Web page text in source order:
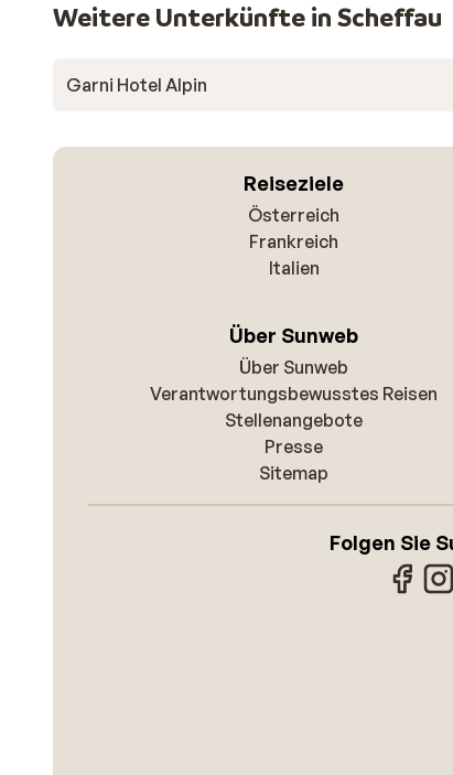
Weitere Unterkünfte in Scheffau
Garni Hotel Alpin
Reiseziele
Österreich
Frankreich
Italien
Über Sunweb
Über Sunweb
Verantwortungsbewusstes Reisen
Stellenangebote
Presse
Sitemap
Folgen Sie